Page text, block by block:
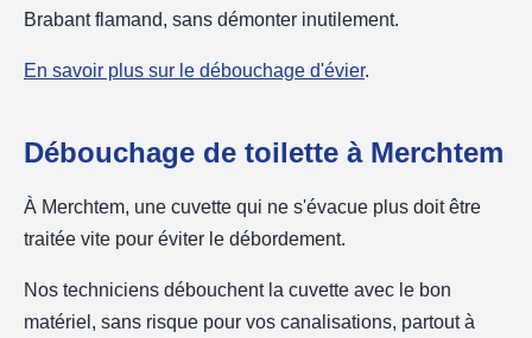
Brabant flamand, sans démonter inutilement.
En savoir plus sur le débouchage d'évier.
Débouchage de toilette à Merchtem
À Merchtem, une cuvette qui ne s'évacue plus doit être
traitée vite pour éviter le débordement.
Nos techniciens débouchent la cuvette avec le bon
matériel, sans risque pour vos canalisations, partout à